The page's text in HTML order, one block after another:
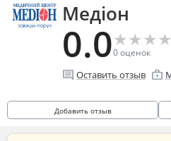
Медіон
0.0★
★★
★★
★★
★
0оценок
comment Оставить отзыв enterprise
Добавить отзыв